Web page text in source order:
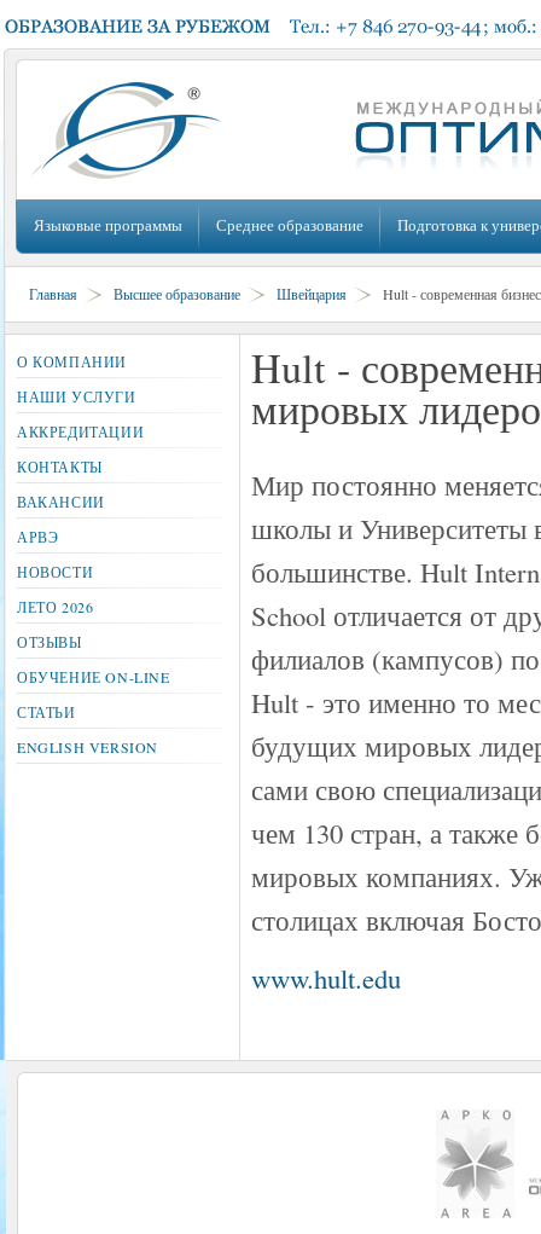
Языковые программы Среднее образование Подготовка к
Главная Высшее образование Швейцария Hult - современная
Hult -
мировых
Мир постоянно
школы и Университеты
большинстве. Hult
School отличается от
филиалов (кампусов)
Hult - это именно то
будущих мировых
сами свою
чем 130 стран, а также
мировых компаниях.
столицах включая
www.hult.edu
О КОМПАНИИ
НАШИ УСЛУГИ
АККРЕДИТАЦИИ
КОНТАКТЫ
ВАКАНСИИ
АРВЭ
НОВОСТИ
ЛЕТО 2026
ОТЗЫВЫ
ОБУЧЕНИЕ ON-LINE
СТАТЬИ
ENGLISH VERSION